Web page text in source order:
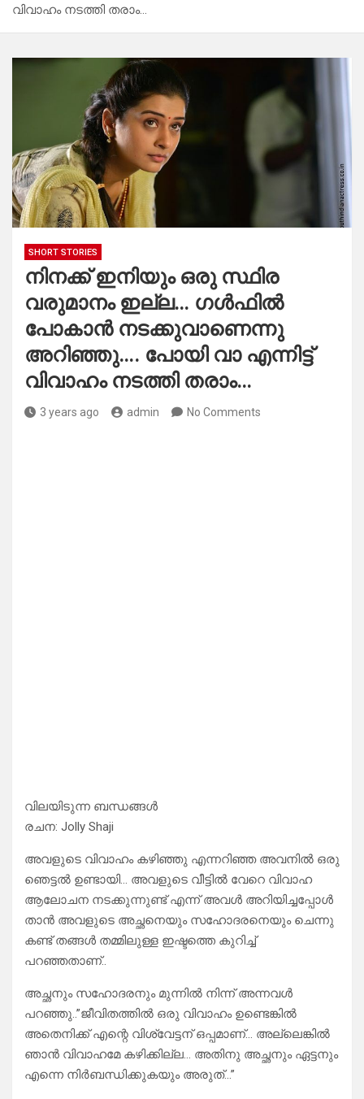
വിവാഹം നടത്തി തരാം…
SHORT STORIES
നിനക്ക് ഇനിയും ഒരു സ്ഥിര
വരുമാനം ഇല്ല… ഗൾഫിൽ
പോകാൻ നടക്കുവാണെന്നു
അറിഞ്ഞു…. പോയി വാ എന്നിട്ട്
വിവാഹം നടത്തി തരാം…
3 years ago admin No Comments
വിലയിടുന്ന ബന്ധങ്ങൾ
രചന: Jolly Shaji
അവളുടെ വിവാഹം കഴിഞ്ഞു എന്നറിഞ്ഞ അവനിൽ ഒരു
ഞെട്ടൽ ഉണ്ടായി… അവളുടെ വീട്ടിൽ വേറെ വിവാഹ
ആലോചന നടക്കുന്നുണ്ട് എന്ന് അവൾ അറിയിച്ചപ്പോൾ
താൻ അവളുടെ അച്ഛനെയും സഹോദരനെയും ചെന്നു
കണ്ട് തങ്ങൾ തമ്മിലുള്ള ഇഷ്ടത്തെ കുറിച്ച്
പറഞ്ഞതാണ്..
അച്ഛനും സഹോദരനും മുന്നിൽ നിന്ന് അന്നവൾ
പറഞ്ഞു..”ജീവിതത്തിൽ ഒരു വിവാഹം ഉണ്ടെങ്കിൽ
അതെനിക്ക് എന്റെ വിശ്വേട്ടന് ഒപ്പമാണ്… അല്ലെങ്കിൽ
ഞാൻ വിവാഹമേ കഴിക്കില്ല… അതിനു അച്ഛനും ഏട്ടനും
എന്നെ നിർബന്ധിക്കുകയും അരുത്…”